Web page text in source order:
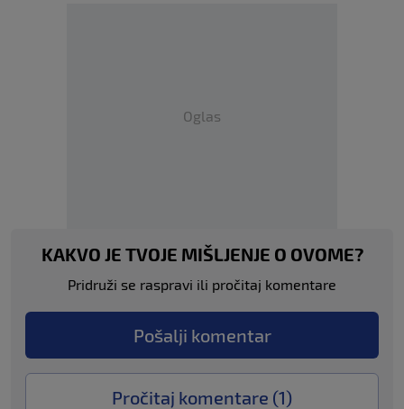
Oglas
KAKVO JE TVOJE MIŠLJENJE O OVOME?
Pridruži se raspravi ili pročitaj komentare
Pošalji komentar
Pročitaj komentare (1)